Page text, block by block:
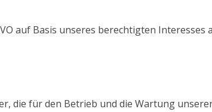
auf Basis unseres berechtigten
die für den Betrieb und die Wartung